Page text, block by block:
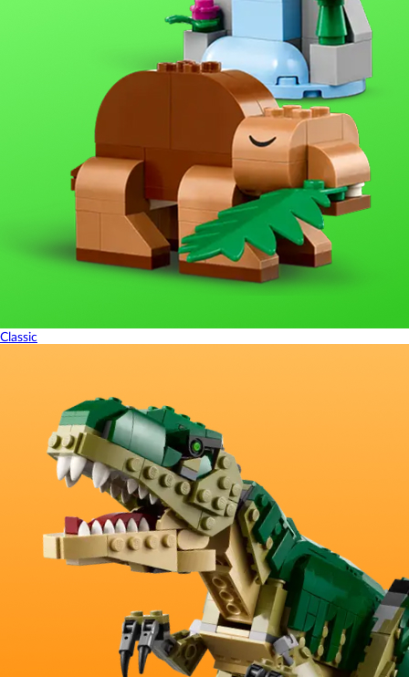
Classic